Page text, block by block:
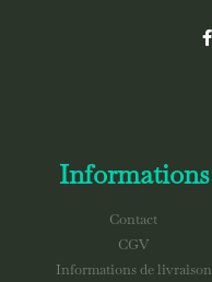
Informations
Contact
CGV
Informations de livraison